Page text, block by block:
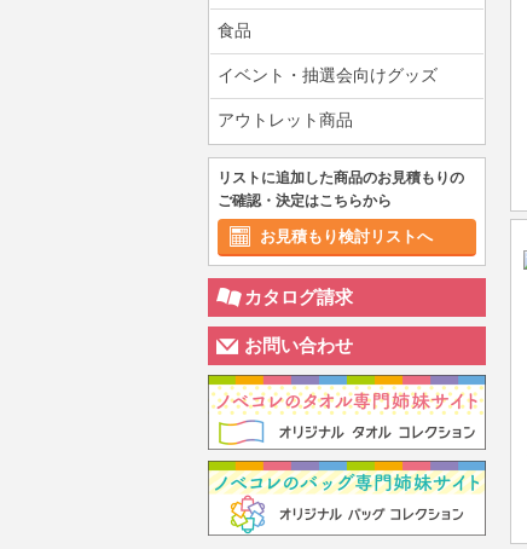
食品
イベント・抽選会向けグッズ
アウトレット商品
リストに追加した商品のお見積もりの
ご確認・決定はこちらから
お見積もり検討リストへ
カタログ請求
お問い合わせ